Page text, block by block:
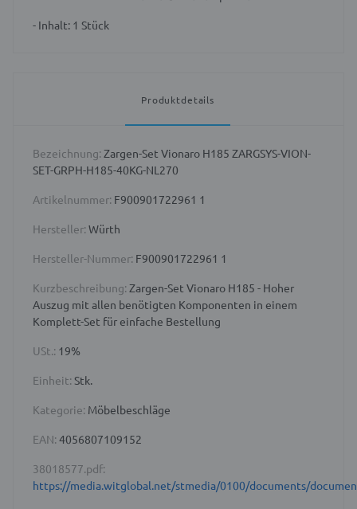
- Inhalt: 1 Stück
Produktdetails
Bezeichnung: Zargen-Set Vionaro H185 ZARGSYS-VION-
SET-GRPH-H185-40KG-NL270
Artikelnummer: F900901722961 1
Hersteller: Würth
Hersteller-Nummer: F900901722961 1
Kurzbeschreibung: Zargen-Set Vionaro H185 - Hoher
Auszug mit allen benötigten Komponenten in einem
Komplett-Set für einfache Bestellung
USt.: 19%
Einheit: Stk.
Kategorie: Möbelbeschläge
EAN: 4056807109152
38018577.pdf:
https://media.witglobal.net/stmedia/0100/documents/